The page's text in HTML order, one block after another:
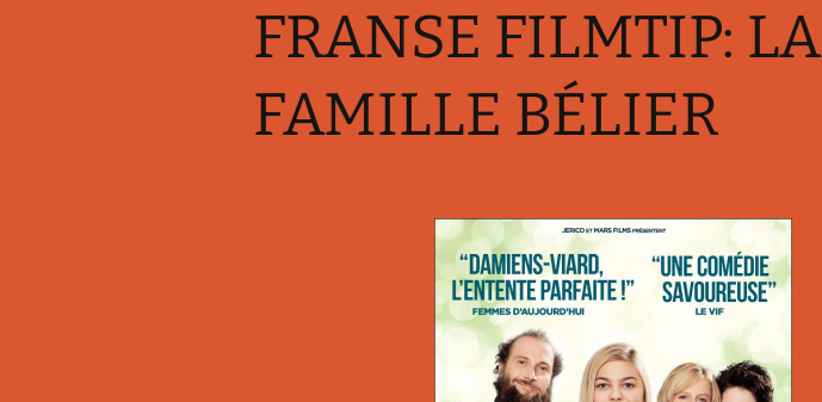
FRANSE FILMTIP: LA
FAMILLE BÉLIER